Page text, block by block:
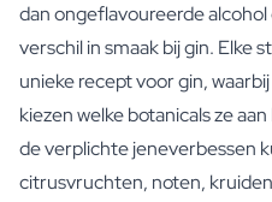
Nieuwjaars Cadeau
Valentijnscadeau
Secretaressedag Cadeau
Vaderdag Cadeau
Wil je mijn Meter Zijn Cadeau
Wil je mijn Peter Zijn Cadeau
dan ongeflavoureerde
verschil in smaak bij gin. Elke
unieke recept voor gin,
kiezen welke botanicals ze
de verplichte jeneverbessen
citrusvruchten, noten,